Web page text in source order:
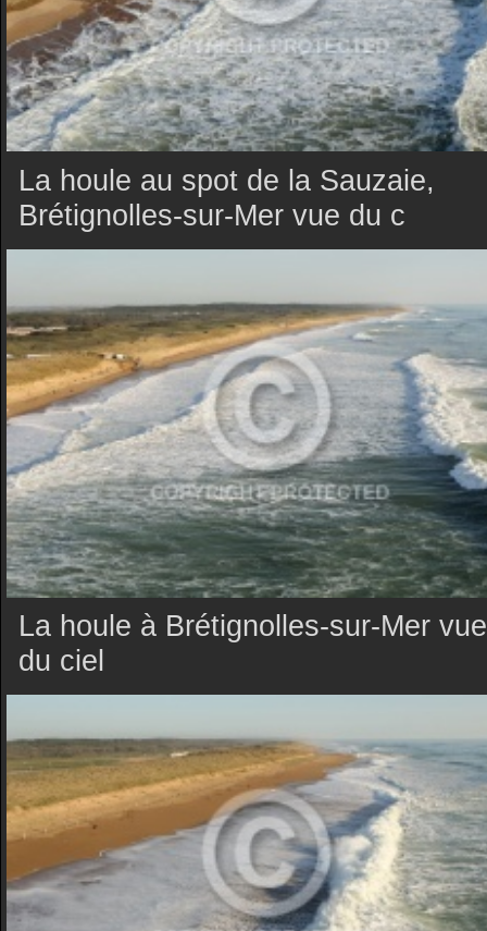
La houle au spot de la Sauzaie,
Brétignolles-sur-Mer vue du c
La houle à Brétignolles-sur-Mer vue
du ciel